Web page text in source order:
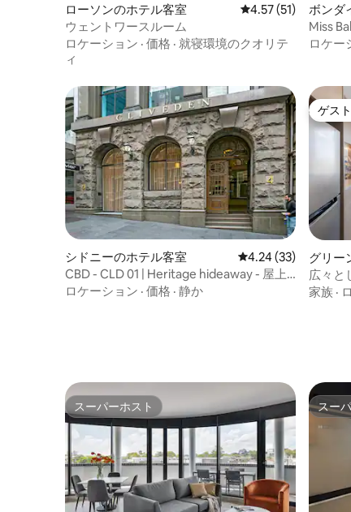
ローソンのホテル客室 レビュー51件、5つ
4.57 (51)
ウェントワースルーム
ロケーション · 価格 · 就寝環境のクオリテ
ィ
ボンダ
Miss
ームア
ロケー
シドニーのホテル客室 レビュー33件、5つ
4.24 (33)
CBD - CLD 01 | Heritage hideaway - 屋上
プール
ロケーション · 価格 · 静か
ゲス
ゲス
グリー
広々と
いて便
家族 ·
スーパーホスト
スーパーホスト スー
スー